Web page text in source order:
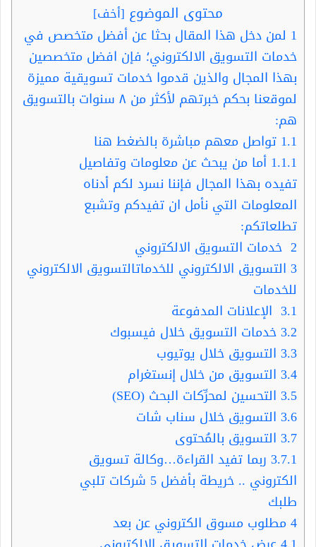
محتوى الموضوع [أخف]
1 لمن دخل هذا المقال بحثا عن أفضل متخصص في
خدمات التسويق الالكتروني؛ فإن افضل متخصصين
بهذا المجال والذين قدموا خدمات تسويقية مميزة
لموقعنا بحكم خبرتهم لأكثر من ٨ سنوات بالتسويق
هم:
1.1 تواصل معهم مباشرة بالضغط هنا
1.1.1 أما من يبحث عن معلومات وتفاصيل
تفيده بهذا المجال فإننا نسرد لكم أدناه
المعلومات التي نأمل ان تفيدكم وتشبع
تطلعاتكم:
2 خدمات التسويق الالكتروني
3 التسويق الالكتروني للخدماتالتسويق الالكتروني
للخدمات
3.1 الإعلانات المدفوعة
3.2خدمات التسويق خلال فيسبوك
3.3 التسويق خلال يوتيوب
3.4 التسويق من خلال إنستغرام
3.5 التحسين لمحرِّكات البحث (SEO)
3.6 التسويق خلال سناب شات
3.7 التسويق بالمُحتوى
3.7.1 ربما تفيد القراءة…وكالة تسويق
الكتروني .. خريطة بأفضل 5 شركات تلبي
طلبك
4مطلوب مسوق الكتروني عن بعد